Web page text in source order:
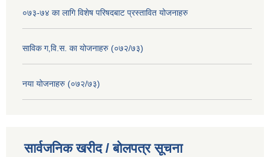
०७३-७४ का लागि विशेष परिषदबाट प्रस्तावित योजनाहरु
साविक ग,वि.स. का योजनाहरु (०७२/७३)
नया योजनाहरु (०७२/७३)
सार्वजनिक खरीद / बोलपत्र सूचना